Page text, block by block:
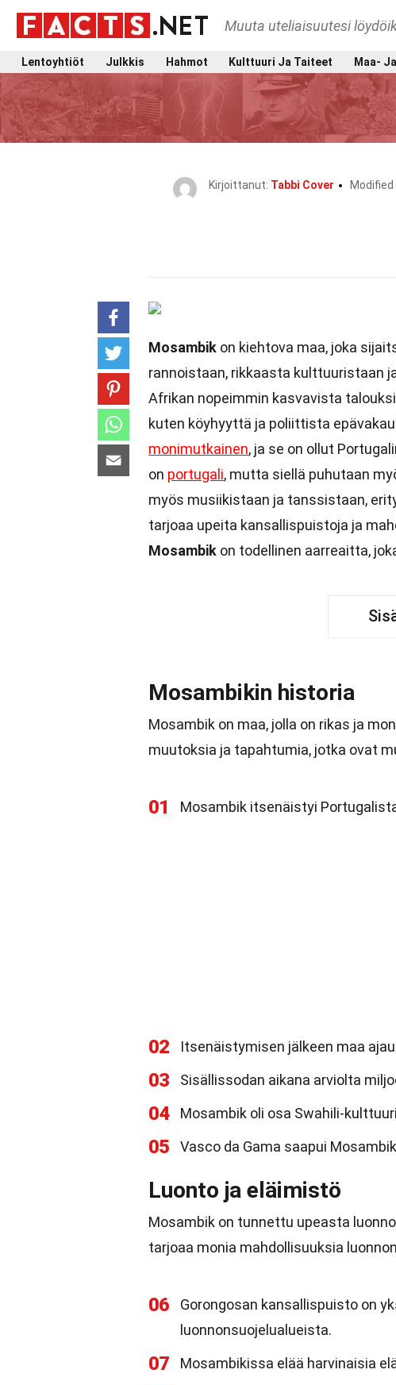
Muuta uteliaisuutesi
Lentoyhtiöt Julkkis Hahmot Kulttuuri Ja Taiteet Maa-
Kirjoittanut: Tabbi Cover Modified
Mosambik on kiehtova maa, joka
rannoistaan, rikkaasta kulttuuristaan
Afrikan nopeimmin kasvavista
kuten köyhyyttä ja poliittista
monimutkainen, ja se on ollut
on portugali, mutta siellä puhutaan
myös musiikistaan ja tanssistaan,
tarjoaa upeita kansallispuistoja ja
Mosambik on todellinen aarreaitta,
Mosambikin historia
Mosambik on maa, jolla on rikas ja
muutoksia ja tapahtumia, jotka ovat
01 Mosambik itsenäistyi
02 Itsenäistymisen jälkeen maa
03 Sisällissodan aikana arviolta
04 Mosambik oli osa Swahili-
05 Vasco da Gama saapui
Luonto ja eläimistö
Mosambik on tunnettu upeasta
tarjoaa monia mahdollisuuksia
06
Gorongosan kansallispuisto on
luonnonsuojelualueista.
07 Mosambikissa elää harvinaisia